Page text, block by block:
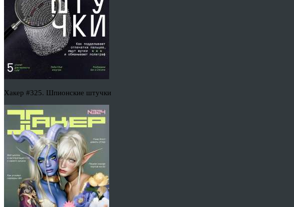
Хакер #325. Шпионские штучки